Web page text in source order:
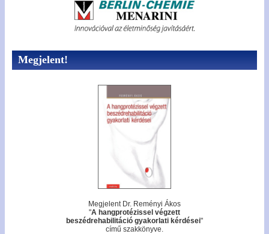
Megjelent!
Megjelent Dr. Reményi Ákos
"A hangprotézissel végzett
beszédrehabilitáció gyakorlati kérdései"
című szakkönyve.